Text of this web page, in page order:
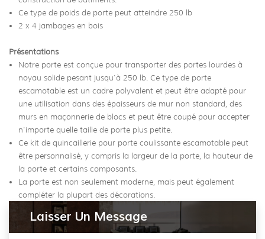
Ce type de poids de porte peut atteindre 250 lb
2 x 4 jambages en bois
Présentations
Notre porte est conçue pour transporter des portes lourdes à
noyau solide pesant jusqu'à 250 lb. Ce type de porte
escamotable est un cadre polyvalent et peut être adapté pour
une utilisation dans des épaisseurs de mur non standard, des
murs en maçonnerie de blocs et peut être coupé pour accepter
n'importe quelle taille de porte plus petite.
Ce kit de quincaillerie pour porte coulissante escamotable peut
être personnalisé, y compris la largeur de la porte, la hauteur de
la porte et certains composants.
La porte est non seulement moderne, mais peut également
compléter la plupart des décorations.
Laisser Un Message